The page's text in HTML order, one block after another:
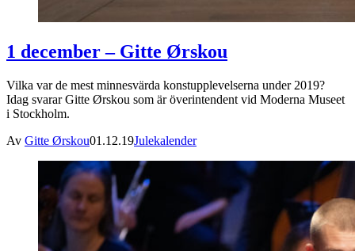
1 december – Gitte Ørskou
Vilka var de mest minnesvärda konstupplevelserna under 2019?
Idag svarar Gitte Ørskou som är överintendent vid Moderna Museet
i Stockholm.
Av Gitte Ørskou01.12.19Julekalender